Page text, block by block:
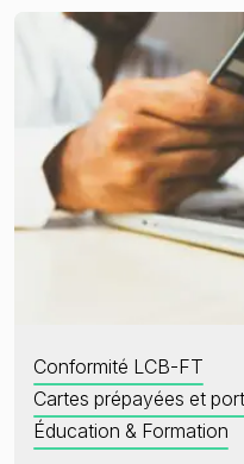
Conformité LCB-FT
Cartes prépayées et
Éducation & Formation